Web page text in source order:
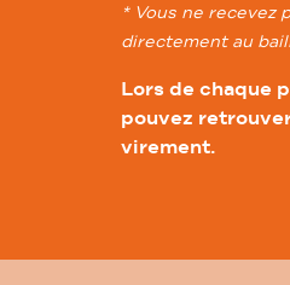
* Vous ne recevez
directement au
Lors de chaque
pouvez
virement.